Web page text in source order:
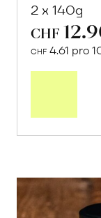
2 x 140g
CHF
CHF 4.61 pro